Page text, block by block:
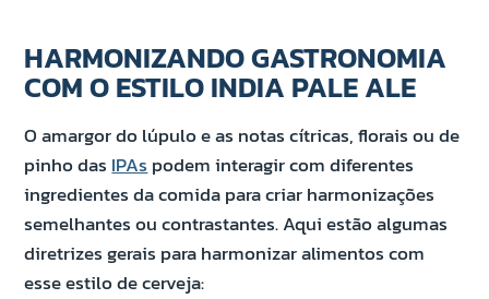
HARMONIZANDO GASTRONOMIA
COM O ESTILO INDIA PALE ALE
O amargor do lúpulo e as notas cítricas, florais ou de
pinho dasIPAspodem interagir com diferentes
ingredientes da comida para criar harmonizações
semelhantes ou contrastantes. Aqui estão algumas
diretrizes gerais para harmonizar alimentos com
esse estilo de cerveja: